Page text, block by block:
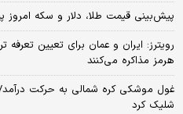
پیش‌بینی قیمت طلا، دلار و سکه امروز پنجشنبه ۱۵
هرمز مذاکره می‌کنند
غول موشکی کره شمالی به حرکت
شلیک کرد